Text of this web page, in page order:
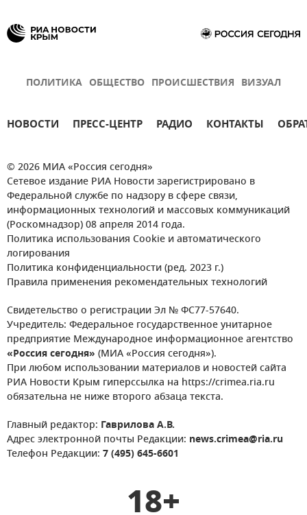
ПОЛИТИКА ОБЩЕСТВО ПРОИСШЕСТВИЯ ВИЗУАЛ
НОВОСТИ ПРЕСС-ЦЕНТР РАДИО КОНТАКТЫ
© 2026 МИА «Россия сегодня»
Сетевое издание РИА Новости зарегистрировано в
Федеральной службе по надзору в сфере связи,
информационных технологий и массовых коммуникаций
(Роскомнадзор) 08 апреля 2014 года.
Политика использования Cookie и автоматического
логирования
Политика конфиденциальности (ред. 2023 г.)
Правила применения рекомендательных технологий
Свидетельство о регистрации Эл № ФС77-57640.
Учредитель: Федеральное государственное унитарное
предприятие Международное информационное агентство
«Россия сегодня» (МИА «Россия сегодня»).
При любом использовании материалов и новостей сайта
РИА Новости Крым гиперссылка на https://crimea.ria.ru
обязательна не ниже второго абзаца текста.
Главный редактор: Гаврилова А.В.
Адрес электронной почты Редакции: news.crimea@ria.ru
Телефон Редакции: 7 (495) 645-6601
18+